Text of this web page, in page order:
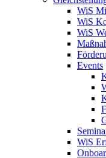
WiS
WiS
WiS
Events
WiS